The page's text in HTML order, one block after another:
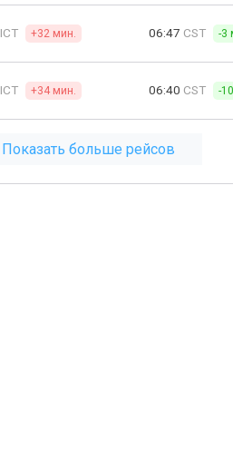
ICT +32 мин. 06:47 CST -3
ICT +34 мин. 06:40 CST -
Показать больше рейсов